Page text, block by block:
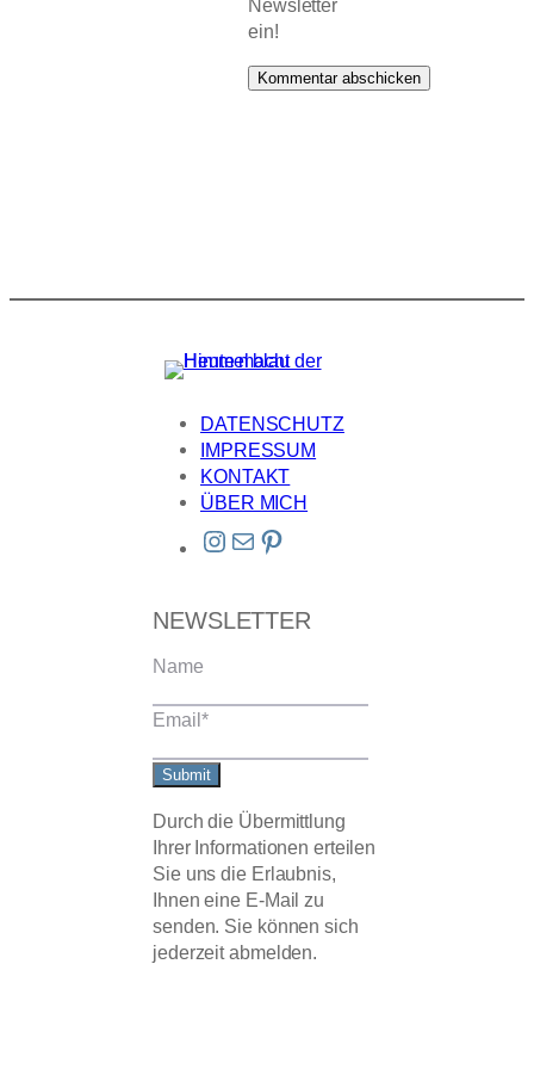
Newsletter
ein!
DATENSCHUTZ
IMPRESSUM
KONTAKT
ÜBER MICH
Instagram E-Mail Pinterest
NEWSLETTER
Name
Email *
Submit
Durch die Übermittlung
Ihrer Informationen erteilen
Sie uns die Erlaubnis,
Ihnen eine E-Mail zu
senden. Sie können sich
jederzeit abmelden.